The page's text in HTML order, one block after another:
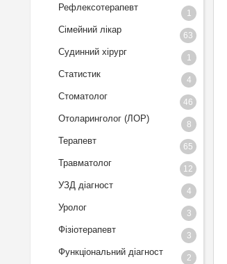
Рефлексотерапевт
1
Сімейний лікар
63
Судинний хірург
1
Статистик
4
Стоматолог
46
Отоларинголог (ЛОР)
8
Терапевт
65
Травматолог
12
УЗД діагност
4
Уролог
3
Фізіотерапевт
3
Функціональний діагност
2